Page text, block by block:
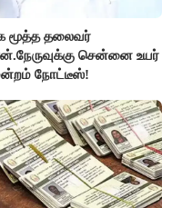
மூத்த தலைவர்
சென்னை உயர்
நோட்டீஸ்!